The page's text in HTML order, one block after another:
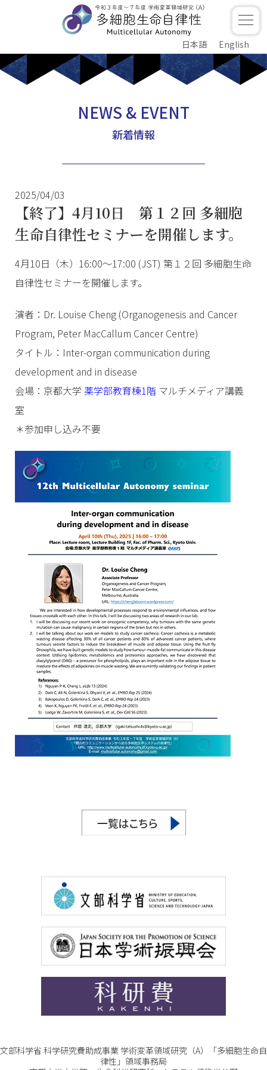
English
日本語
NEWS & EVENT
新着情報
2025/04/03
【終了】4月10日 第１２回 多細胞
生命自律性セミナーを開催します。
4月10日（木）16:00〜17:00 (JST) 第１２回 多細胞生命
自律性セミナーを開催します。
演者：Dr. Louise Cheng (Organogenesis and Cancer
Program, Peter MacCallum Cancer Centre)
タイトル：Inter-organ communication during
development and in disease
会場：京都大学 薬学部教育棟1階マルチメディア講義
室
＊参加申し込み不要
文部科学省 科学研究費助成事業 学術変革領域研究（A）「多細胞生命自
律性」領域事務局